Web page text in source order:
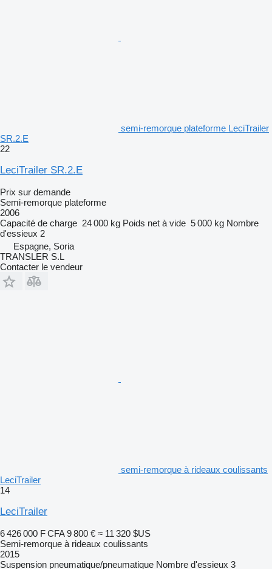
semi-remorque plateforme LeciTrailer
SR.2.E
22
LeciTrailer SR.2.E
Prix sur demande
Semi-remorque plateforme
2006
Capacité de charge 24 000 kg Poids net à vide 5 000 kg Nombre
d'essieux 2
Espagne, Soria
TRANSLER S.L
Contacter le vendeur
semi-remorque à rideaux coulissants
LeciTrailer
14
LeciTrailer
6 426 000 F CFA 9 800 € ≈ 11 320 $US
Semi-remorque à rideaux coulissants
2015
Suspension pneumatique/pneumatique Nombre d'essieux 3